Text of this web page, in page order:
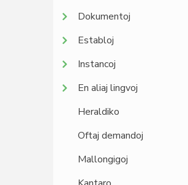
Dokumentoj
Establoj
Instancoj
En aliaj lingvoj
Heraldiko
Oftaj demandoj
Mallongigoj